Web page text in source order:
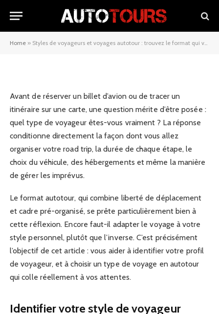
Home » Styles de voyageurs et voyages autotour : trouvez le format qui vous correspond
autotour : trouvez le format qui
vous correspond
Avant de réserver un billet d’avion ou de tracer un
itinéraire sur une carte, une question mérite d’être posée :
quel type de voyageur êtes-vous vraiment ? La réponse
conditionne directement la façon dont vous allez
organiser votre road trip, la durée de chaque étape, le
choix du véhicule, des hébergements et même la manière
de gérer les imprévus.
Le format autotour, qui combine liberté de déplacement
et cadre pré-organisé, se prête particulièrement bien à
cette réflexion. Encore faut-il adapter le voyage à votre
style personnel, plutôt que l’inverse. C’est précisément
l’objectif de cet article : vous aider à identifier votre profil
de voyageur, et à choisir un type de voyage en autotour
qui colle réellement à vos attentes.
Identifier votre style de voyageur